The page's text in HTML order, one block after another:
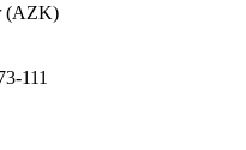
(AZK)
111